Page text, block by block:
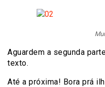
Aguardem a segunda
texto.
Até a próxima! Bora prá